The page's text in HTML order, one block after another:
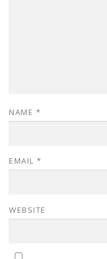
NAME *
EMAIL *
WEBSITE